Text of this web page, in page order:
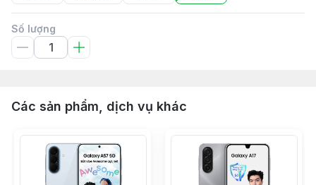
Số lượng
Các sản phẩm, dịch vụ khác